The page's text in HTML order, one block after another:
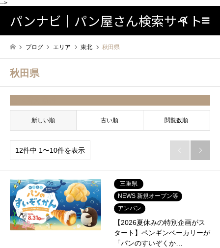
-->
パンナビ｜パン屋さん検索サイト検索
ブログ エリア 東北 秋田県
秋田県
新しい順 古い順 閲覧数順
12件中 1〜10件を表示  
三重県
NEWS 新規オープン等
アンパン
【2026夏休みの特別企画がス
タート】ペンギンベーカリーが
「パンのすいぞくか…